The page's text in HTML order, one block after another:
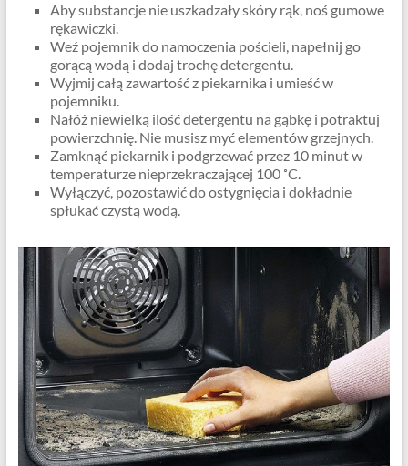
Aby substancje nie uszkadzały skóry rąk, noś gumowe
rękawiczki.
Weź pojemnik do namoczenia pościeli, napełnij go
gorącą wodą i dodaj trochę detergentu.
Wyjmij całą zawartość z piekarnika i umieść w
pojemniku.
Nałóż niewielką ilość detergentu na gąbkę i potraktuj
powierzchnię. Nie musisz myć elementów grzejnych.
Zamknąć piekarnik i podgrzewać przez 10 minut w
temperaturze nieprzekraczającej 100 ˚C.
Wyłączyć, pozostawić do ostygnięcia i dokładnie
spłukać czystą wodą.